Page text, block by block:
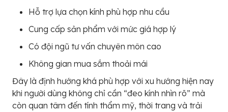
Hỗ trợ lựa chọn kính phù hợp nhu cầu
Cung cấp sản phẩm với mức giá hợp lý
Có đội ngũ tư vấn chuyên môn cao
Không gian mua sắm thoải mái
Đây là định hướng khá phù hợp với xu hướng hiện nay
khi người dùng không chỉ cần “đeo kính nhìn rõ” mà
còn quan tâm đến tính thẩm mỹ, thời trang và trải